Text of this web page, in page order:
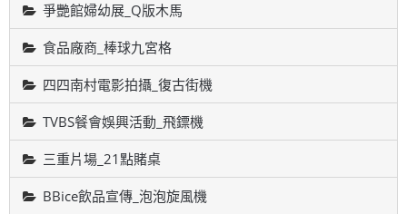
爭艷館婦幼展_Q版木馬
食品廠商_棒球九宮格
四四南村電影拍攝_復古街機
TVBS餐會娛興活動_飛鏢機
三重片場_21點賭桌
BBice飲品宣傳_泡泡旋風機